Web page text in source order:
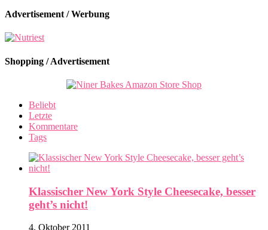
Advertisement / Werbung
Shopping / Advertisement
Beliebt
Letzte
Kommentare
Tags
Klassischer New York Style Cheesecake, besser
geht’s nicht!
4. Oktober 2011